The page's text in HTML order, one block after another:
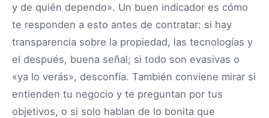
y de quién dependo». Un buen indicador es cómo
te responden a esto antes de contratar: si hay
transparencia sobre la propiedad, las tecnologías y
el después, buena señal; si todo son evasivas o
«ya lo verás», desconfía. También conviene mirar si
entienden tu negocio y te preguntan por tus
objetivos, o si solo hablan de lo bonita que